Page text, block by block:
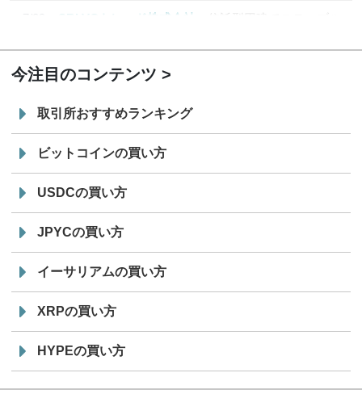
7/29
SBI VCトレード株式会社
信託型円建てステーブル
今注目のコンテンツ
取引所おすすめランキング
ビットコインの買い方
USDCの買い方
JPYCの買い方
イーサリアムの買い方
XRPの買い方
HYPEの買い方